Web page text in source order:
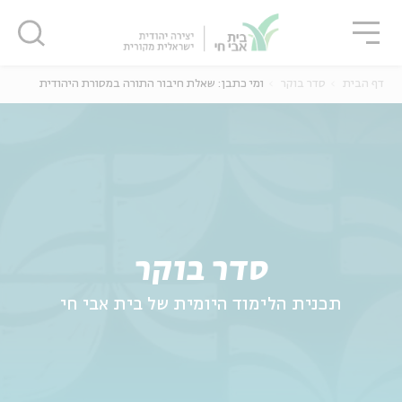
סדר בוקר
תכנית הלימוד היומית של בית אבי חי
דף הבית סדר בוקר ומי כתבן: שאלת חיבור התורה במסורת היהודית
סגור